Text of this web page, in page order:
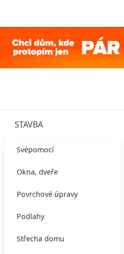
STAVBA
Svépomocí
Okna, dveře
Povrchové úpravy
Podlahy
Střecha domu